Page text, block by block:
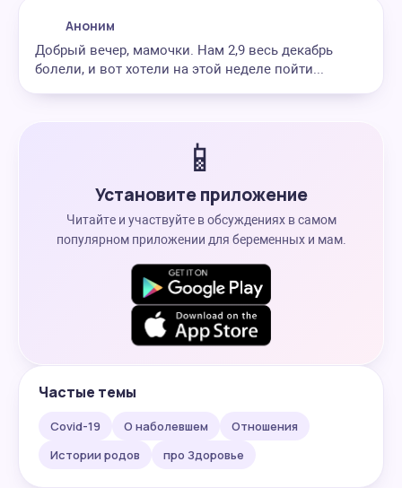
Аноним
Добрый вечер, мамочки. Нам 2,9 весь декабрь
болели, и вот хотели на этой неделе пойти...
📱
Установите приложение
Читайте и участвуйте в обсуждениях в самом
популярном приложении для беременных и мам.
Частые темы
Covid-19 О наболевшем
Отношения
Истории родов
про Здоровье